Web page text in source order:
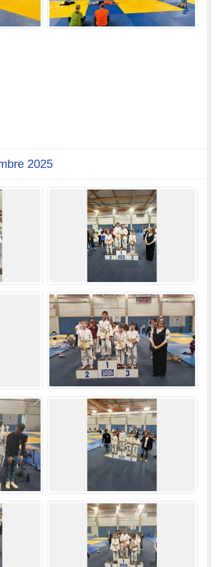
2025